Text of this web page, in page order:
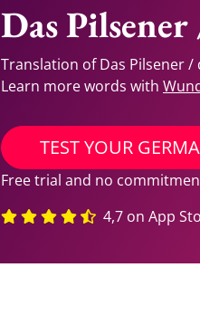
Das
Translation of Das Pilsener
Learn more words with
TEST YOUR
Free trial and no
4,7 on App